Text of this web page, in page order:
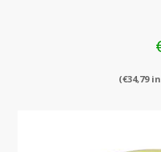
(€34,79